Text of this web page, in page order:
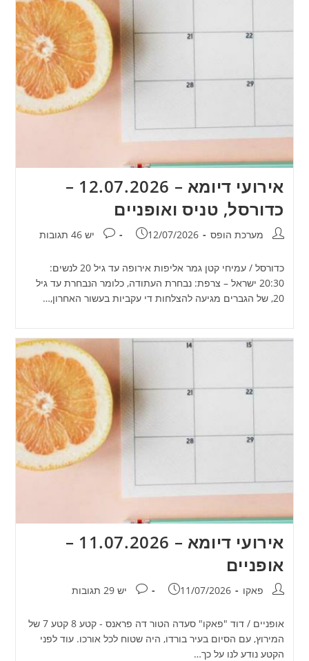
אירועי דיומא – 12.07.2026 –
כדורסל, טניס ואופניים
מחבר:מערכת הופס פורסם:
12/07/2026 תגובות:
יש 46 תגובות
כדורסל / עמיחי קטן גמר אליפות אירופה עד גיל 20 לנשים:
20:30 ישראל – צרפת: נבחרת העתודה, כלומר הנבחרת עד גיל
20, של הגברים מגיעה להצלחות די עקביות בעשור האחרון,…
אירועי דיומא – 11.07.2026 –
אופניים
מחבר:פאקו פורסם:
11/07/2026 תגובות:
יש 29 תגובות
אופניים / דוד "פאקו" סעדה הטור דה פראנס - קטע 8 קטע 7 של
המירוץ, עם הסיום בעיר בורדו, היה שטוח לכל אורכו. עוד לפני
הקטע נודע לנו על כך…